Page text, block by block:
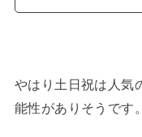
やはり土日祝は人気
能性がありそうです。